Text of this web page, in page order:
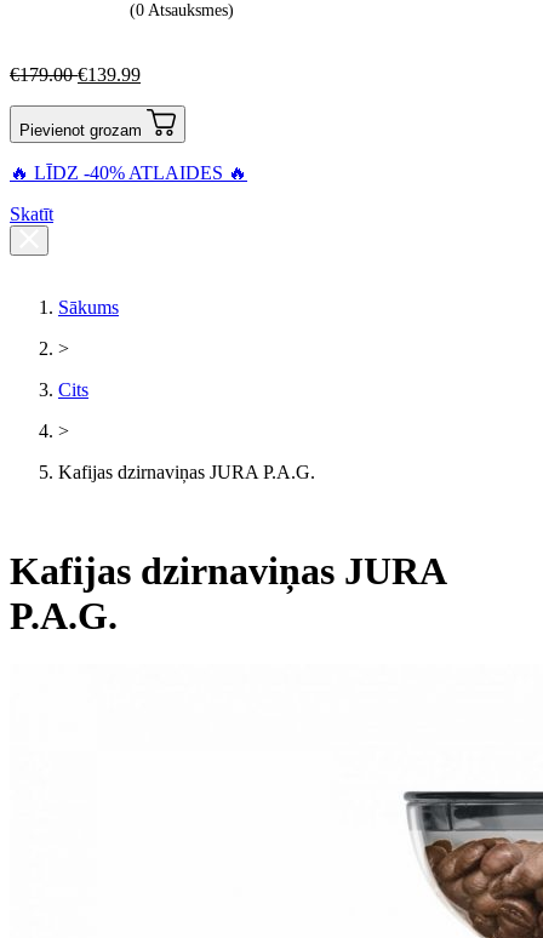
(0 Atsauksmes)
€179.00 €139.99
Pievienot grozam
🔥 LĪDZ -40% ATLAIDES 🔥
Skatīt
Sākums
>
Cits
>
Kafijas dzirnaviņas JURA P.A.G.
Kafijas dzirnaviņas JURA
P.A.G.